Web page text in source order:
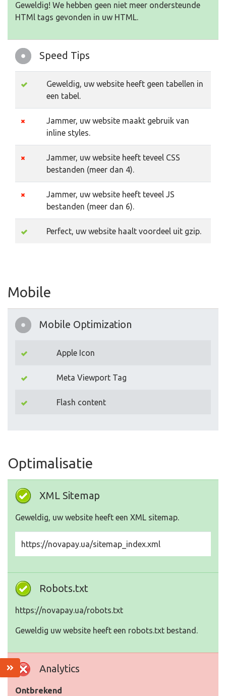
Geweldig! We hebben geen niet meer ondersteunde
HTMl tags gevonden in uw HTML.
Speed Tips
Geweldig, uw website heeft geen tabellen in
een tabel.
Jammer, uw website maakt gebruik van
inline styles.
Jammer, uw website heeft teveel CSS
bestanden (meer dan 4).
Jammer, uw website heeft teveel JS
bestanden (meer dan 6).
Perfect, uw website haalt voordeel uit gzip.
Mobile
Mobile Optimization
Apple Icon
Meta Viewport Tag
Flash content
Optimalisatie
XML Sitemap
Geweldig, uw website heeft een XML sitemap.
https://novapay.ua/sitemap_index.xml
Robots.txt
https://novapay.ua/robots.txt
Geweldig uw website heeft een robots.txt bestand.
Analytics
Ontbrekend